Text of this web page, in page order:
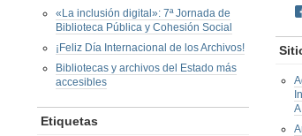
«La inclusión digital»: 7ª Jornada de
Biblioteca Pública y Cohesión Social
¡Feliz Día Internacional de los Archivos!
Bibliotecas y archivos del Estado más
accesibles
Etiquetas